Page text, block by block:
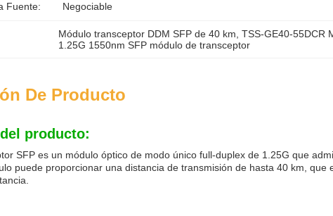
Fuente: Negociable
Módulo transceptor DDM SFP de 40 km , TSS-GE40-55DCR
1.25G 1550nm SFP módulo de transceptor
De Producto
producto:
SFP es un módulo óptico de modo único full-duplex de 1.25G que
puede proporcionar una distancia de transmisión de hasta 40 km,